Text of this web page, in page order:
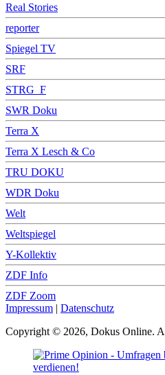
Real Stories
reporter
Spiegel TV
SRF
STRG_F
SWR Doku
Terra X
Terra X Lesch & Co
TRU DOKU
WDR Doku
Welt
Weltspiegel
Y-Kollektiv
ZDF Info
ZDF Zoom
Impressum | Datenschutz
Copyright © 2026, Dokus Online.